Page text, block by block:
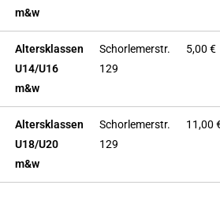
m&w
Altersklassen
U14/U16
m&w
Schorlemerstr.
129
5,00 €
Altersklassen
U18/U20
m&w
Schorlemerstr.
129
11,00